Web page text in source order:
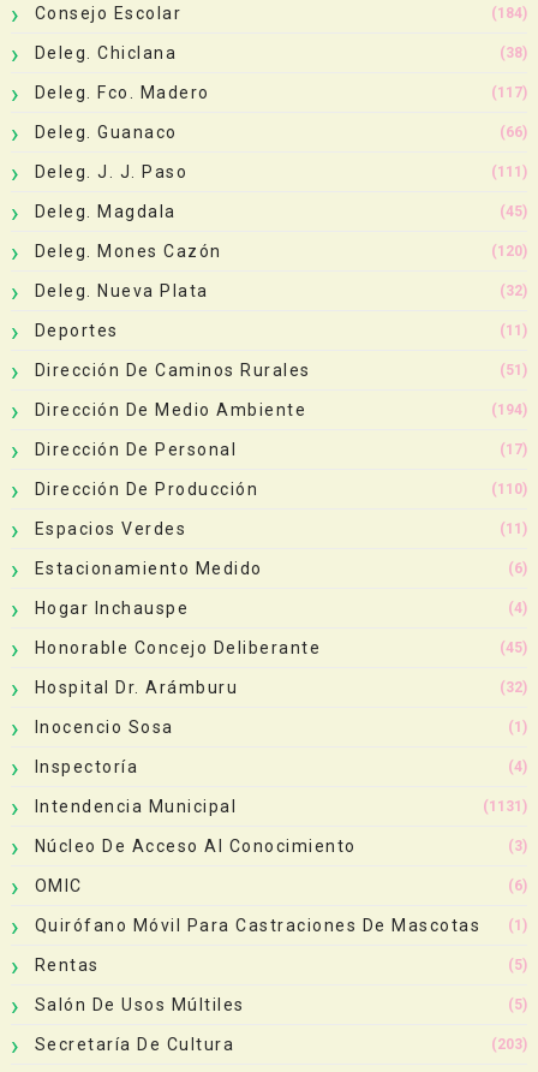
Consejo Escolar (184)
Deleg. Chiclana (38)
Deleg. Fco. Madero (117)
Deleg. Guanaco (66)
Deleg. J. J. Paso (111)
Deleg. Magdala (45)
Deleg. Mones Cazón (120)
Deleg. Nueva Plata (32)
Deportes (11)
Dirección De Caminos Rurales (51)
Dirección De Medio Ambiente (194)
Dirección De Personal (17)
Dirección De Producción (110)
Espacios Verdes (11)
Estacionamiento Medido (6)
Hogar Inchauspe (4)
Honorable Concejo Deliberante (45)
Hospital Dr. Arámburu (32)
Inocencio Sosa (1)
Inspectoría (4)
Intendencia Municipal (1131)
Núcleo De Acceso Al Conocimiento (3)
OMIC (6)
Quirófano Móvil Para Castraciones De Mascotas (1)
Rentas (5)
Salón De Usos Múltiles (5)
Secretaría De Cultura (203)